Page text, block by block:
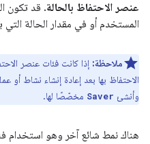
عنصر الاحتفاظ بالحالة. قد تكون
المستخدم أو في مقدار الحالة
ملاحظة: إذا كانت فئات عنصر
الاحتفاظ بها بعد إعادة إنشاء نشاط أو
وأنشئ Saver مخصّصًا لها.
هناك نمط شائع آخر وهو استخدام